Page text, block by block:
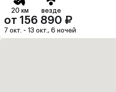
20 км везде
от 156 890 ₽
7 окт. - 13 окт., 6 ночей